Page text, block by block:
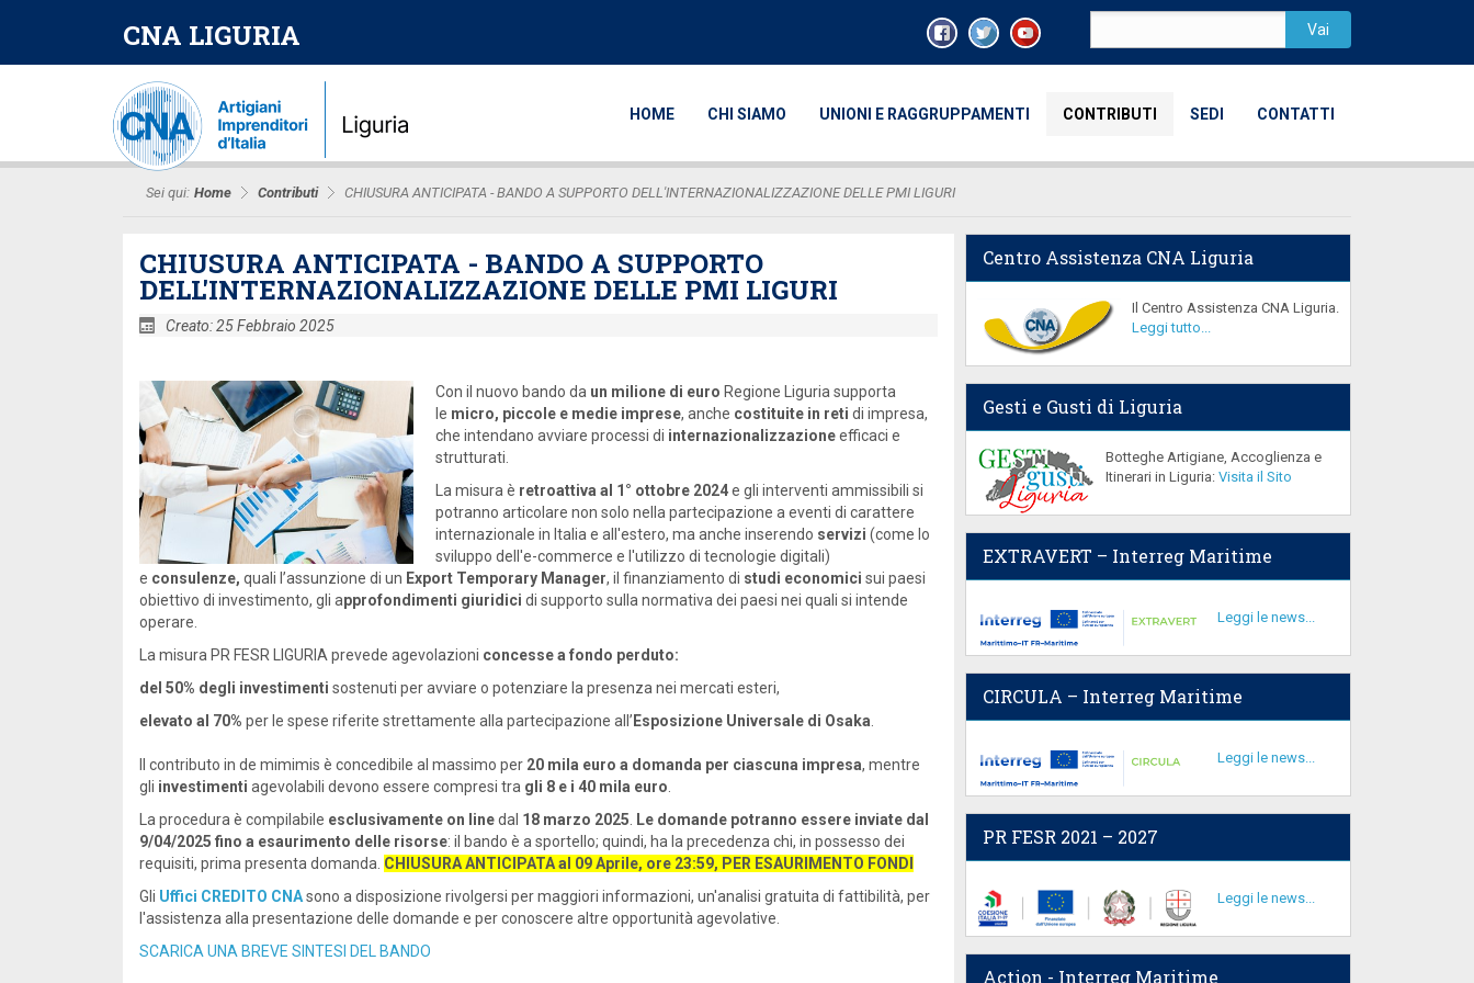
CNA LIGURIA
HOME CHI SIAMO UNIONI E RAGGRUPPAMENTI CONTRIBUTI SEDI CONTATTI
Sei qui: Home Contributi CHIUSURA ANTICIPATA - BANDO A SUPPORTO DELL'INTERNAZIONALIZZAZIONE DELLE PMI LIGURI
CHIUSURA ANTICIPATA - BANDO A SUPPORTO
DELL'INTERNAZIONALIZZAZIONE DELLE PMI LIGURI
Creato: 25 Febbraio 2025
Con il nuovo bando da un milione di euro Regione Liguria supporta
le micro, piccole e medie imprese, anche costituite in reti di impresa,
che intendano avviare processi di internazionalizzazioneefficaci e
strutturati.
La misura è retroattiva al 1° ottobre 2024e gli interventi ammissibili si
potranno articolare non solo nella partecipazione a eventi di carattere
internazionale in Italia e all'estero, ma anche inserendo servizi (come lo
sviluppo dell'e-commerce e l'utilizzo di tecnologie digitali)
e consulenze, quali l’assunzione di un Export Temporary Manager, il finanziamento di studi economici sui paesi
obiettivo di investimento, gli approfondimenti giuridici di supporto sulla normativa dei paesi nei quali si intende
operare.
La misura PR FESR LIGURIA prevede agevolazioni concesse a fondo perduto:
del 50% degli investimenti sostenuti per avviare o potenziare la presenza nei mercati esteri,
elevato al 70% per le spese riferite strettamente alla partecipazione all’ Esposizione Universale di Osaka.
Il contributo in de mimimis è concedibile al massimo per 20 mila euro a domanda per ciascuna impresa, mentre
gli investimenti agevolabili devono essere compresi tra gli 8 e i 40 mila euro.
La procedura è compilabile esclusivamente on linedal 18 marzo 2025. Le domande potranno essere inviate dal
9/04/2025 fino a esaurimento delle risorse: il bando è a sportello; quindi, ha la precedenza chi, in possesso dei
requisiti, prima presenta domanda. CHIUSURA ANTICIPATA al 09 Aprile, ore 23:59, PER ESAURIMENTO FONDI
Gli Uffici CREDITO CNAsono a disposizione rivolgersi per maggiori informazioni, un'analisi gratuita di fattibilità, per
l'assistenza alla presentazione delle domande e per conoscere altre opportunità agevolative.
SCARICA UNA BREVE SINTESI DEL BANDO
Centro Assistenza CNA Liguria
Il Centro Assistenza CNA Liguria.
Leggi tutto...
Gesti e Gusti di Liguria
Botteghe Artigiane, Accoglienza e
Itinerari in Liguria:Visita il Sito
EXTRAVERT – Interreg Maritime
Leggi le news...
CIRCULA – Interreg Maritime
Leggi le news...
PR FESR 2021 – 2027
Leggi le news...
Action - Interreg Maritime